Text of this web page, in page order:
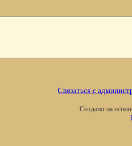
Связаться с
Создано на